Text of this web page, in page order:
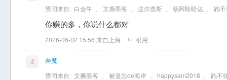
赞同来自: 白金牛 文撕墨客 达尔查斯 杨阿盼盼达 跑
你赚的多，你说什么都对
2026-06-02 15:56 来自上海 引用
4
奔魔
赞同来自: 文撕墨客 被遗忘de海岸 happysam2018 跑不